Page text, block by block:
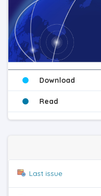
Download
Read
Last issue